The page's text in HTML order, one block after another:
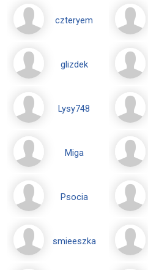
czteryem
glizdek
Lysy748
Miga
Psocia
smieeszka